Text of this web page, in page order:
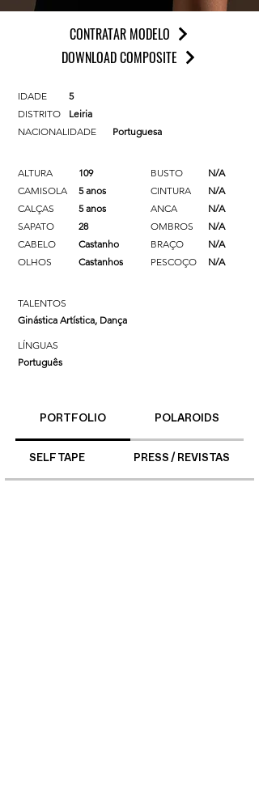
CONTRATAR MODELO
DOWNLOAD COMPOSITE
IDADE
5
DISTRITO
Leiria
NACIONALIDADE
Portuguesa
ALTURA
109
CAMISOLA
5 anos
CALÇAS
5 anos
SAPATO
28
CABELO
Castanho
OLHOS
Castanhos
BUSTO
N/A
CINTURA
N/A
ANCA
N/A
OMBROS
N/A
BRAÇO
N/A
PESCOÇO
N/A
TALENTOS
Ginástica Artística, Dança
LÍNGUAS
Português
PORTFOLIO POLAROIDS
SELF TAPE PRESS / REVISTAS